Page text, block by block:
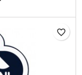
favorite_border